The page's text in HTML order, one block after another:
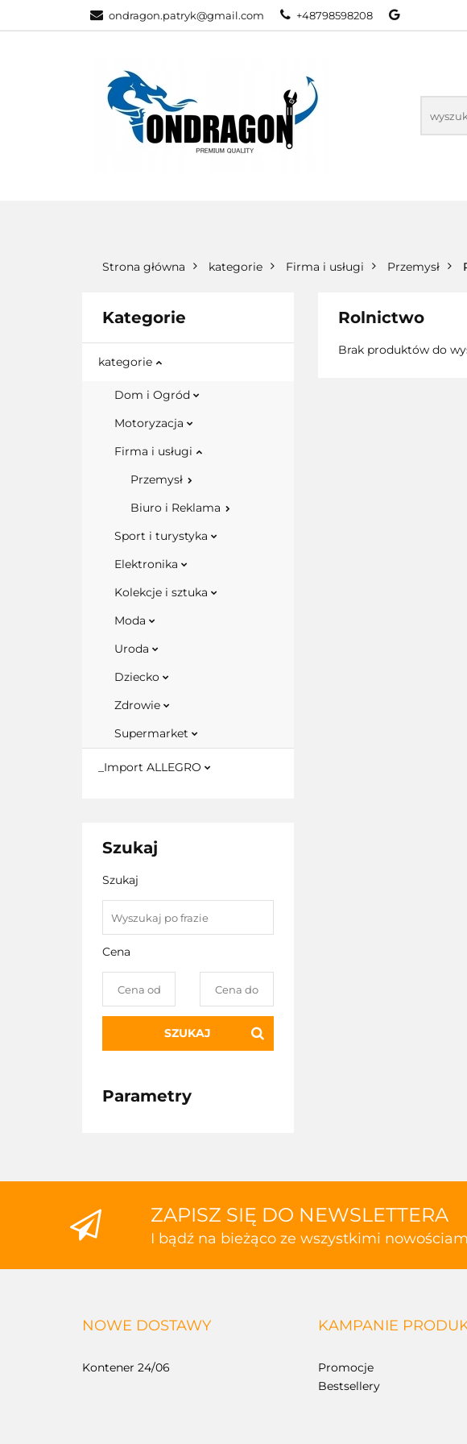
ondragon.patryk@gmail.com +48798598208
KATEGORIE NOWOŚCI
Strona główna kategorie Firma i usługi Przemysł
Kategorie
kategorie
Dom i Ogród
Motoryzacja
Firma i usługi
Przemysł
Biuro i Reklama
Sport i turystyka
Elektronika
Kolekcje i sztuka
Moda
Uroda
Dziecko
Zdrowie
Supermarket
_Import ALLEGRO
Szukaj
Szukaj
Cena
SZUKAJ
Parametry
Rolnictwo
Brak produktów do
ZAPISZ SIĘ DO NEWSLETTERA
I bądź na bieżąco ze wszystkimi
NOWE DOSTAWY
Kontener 24/06
KAMPANIE
Promocje
Bestsellery